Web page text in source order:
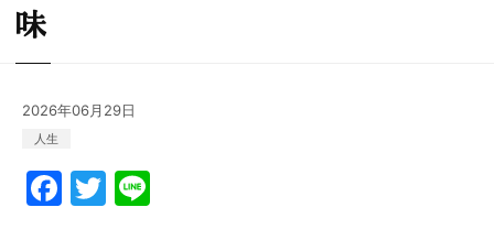
味
2026年06月29日
人生
F
a
T
w